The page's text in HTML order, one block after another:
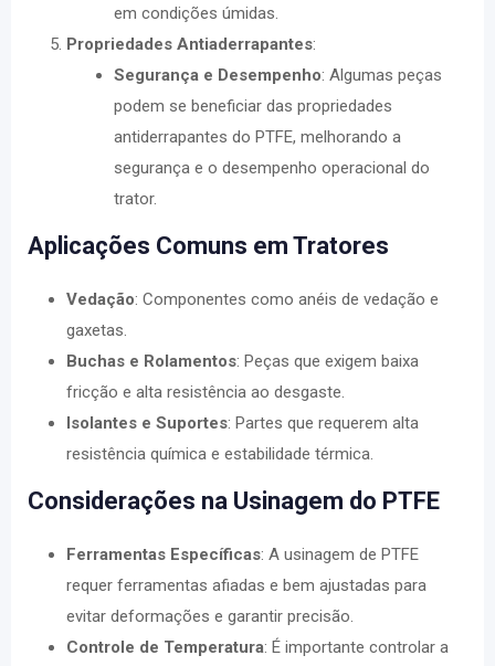
em condições úmidas.
Propriedades Antiaderrapantes:
Segurança e Desempenho: Algumas peças
podem se beneficiar das propriedades
antiderrapantes do PTFE, melhorando a
segurança e o desempenho operacional do
trator.
Aplicações Comuns em Tratores
Vedação: Componentes como anéis de vedação e
gaxetas.
Buchas e Rolamentos: Peças que exigem baixa
fricção e alta resistência ao desgaste.
Isolantes e Suportes: Partes que requerem alta
resistência química e estabilidade térmica.
Considerações na Usinagem do PTFE
Ferramentas Específicas: A usinagem de PTFE
requer ferramentas afiadas e bem ajustadas para
evitar deformações e garantir precisão.
Controle de Temperatura: É importante controlar a